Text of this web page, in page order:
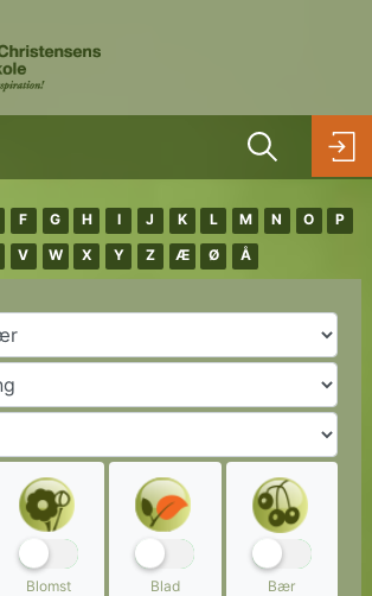
F G H I J K L M N O
P
V W X Y Z Æ Ø Å
Blomst Blad Bær